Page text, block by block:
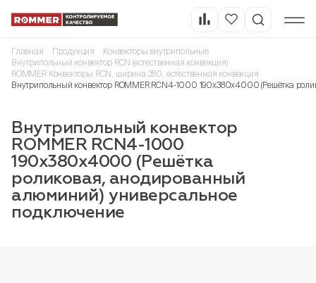
Главная Продукция
Конвекторы внутрипольные
Внутрипольный конвектор RCN (естественная конвекция)
ROMMER Конвекторы RCN, ширина 380, естественная конвекция
Внутрипольный конвектор ROMMER RCN4-1000 190х380х4000 (Решётка
Внутрипольный конвектор
ROMMER RCN4-1000
190х380х4000 (Решётка
роликовая, анодированный
алюминий) универсальное
подключение